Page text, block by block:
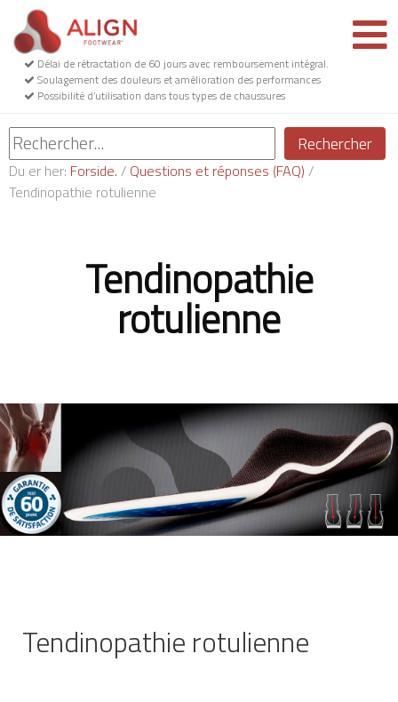
Délai de rétractation de 60 jours avec remboursement intégral.
Soulagement des douleurs et amélioration des performances
Possibilité d’utilisation dans tous types de chaussures
Rechercher
Du er her: Forside. / Questions et réponses (FAQ) /
Tendinopathie rotulienne
Tendinopathie
rotulienne
Tendinopathie rotulienne